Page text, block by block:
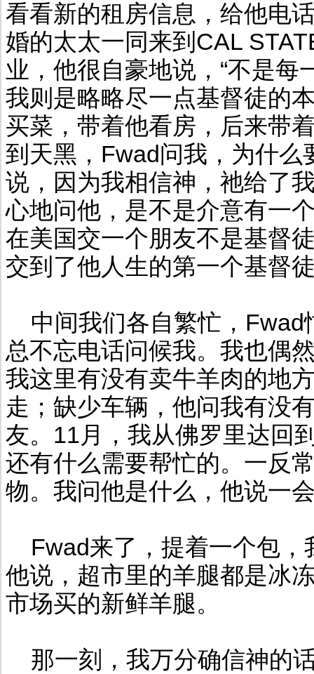
看看新的租房信息，给他电
婚的太太一同来到CAL
业，他很自豪地说，“不是每
我则是略略尽一点基督徒的
买菜，带着他看房，后来带
到天黑，Fwad问我，为什
说，因为我相信神，祂给了
心地问他，是不是介意有一
在美国交一个朋友不是基督
交到了他人生的第一个基督
中间我们各自繁忙，Fwad
总不忘电话问候我。我也偶
我这里有没有卖牛羊肉的地
走；缺少车辆，他问我有没
友。11月，我从佛罗里达回
还有什么需要帮忙的。一反
物。我问他是什么，他说一
Fwad来了，提着一个包，
他说，超市里的羊腿都是冰
市场买的新鲜羊腿。
那一刻，我万分确信神的